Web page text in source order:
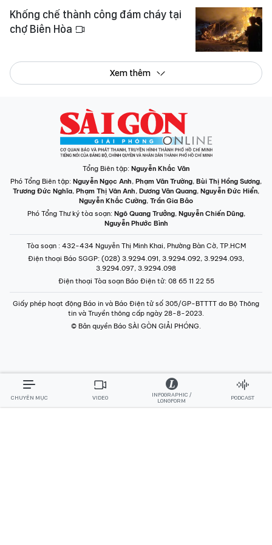
Khống chế thành công đám cháy tại
chợ Biên Hòa
Xem thêm
Tổng Biên tập: Nguyễn Khắc Văn
Phó Tổng Biên tập: Nguyễn Ngọc Anh, Phạm Văn Trường, Bùi Thị Hồng Sương,
Trương Đức Nghĩa, Phạm Thị Vân Anh, Dương Văn Quang, Nguyễn Đức Hiển,
Nguyễn Khắc Cường, Trần Gia Bảo
Phó Tổng Thư ký tòa soạn: Ngô Quang Trưởng, Nguyễn Chiến Dũng,
Nguyễn Phước Bình
Tòa soạn : 432-434 Nguyễn Thị Minh Khai, Phường Bàn Cờ, TP.HCM
Điện thoại Báo SGGP: (028) 3.9294.091, 3.9294.092, 3.9294.093,
3.9294.097, 3.9294.098
Điện thoại Tòa soạn Báo Điện tử: 08 65 11 22 55
Giấy phép hoạt động Báo in và Báo Điện tử số 305/GP-BTTTT do Bộ Thông
tin và Truyền thông cấp ngày 28-8-2023.
© Bản quyền Báo SÀI GÒN GIẢI PHÓNG.
CHUYÊN MỤC VIDEO
INFOGRAPHIC /
LONGFORM
PODCAST